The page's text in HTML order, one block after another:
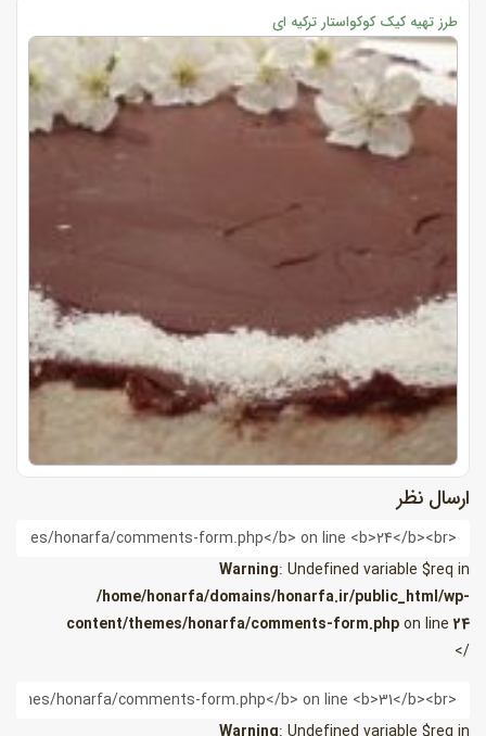
طرز تهیه کیک کوکواستار ترکیه ای
ارسال نظر
Warning: Undefined variable $req in
/home/honarfa/domains/honarfa.ir/public_html/wp-
content/themes/honarfa/comments-form.phpon line24
/>
ایمیل